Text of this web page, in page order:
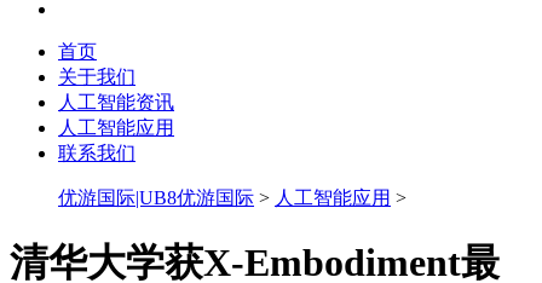
首页
关于我们
人工智能资讯
人工智能应用
联系我们
优游国际|UB8优游国际 > 人工智能应用 >
清华大学获X-Embodiment最